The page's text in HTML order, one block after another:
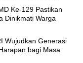
Ke-129 Pastikan
Dinikmati Warga
Wujudkan Generasi
bagi Masa